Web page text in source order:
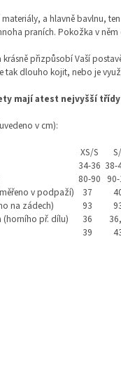
a hlavně bavlnu,
praních. Pokožka v
krásně přizpůsobí Vaší
tak dlouho kojit, nebo je
mají atest nejvyšší třídy
v cm):
XS/S
34-36 38-
80-90
v podpaží)
37
na zádech)
93
(horního př. dílu)
36
39